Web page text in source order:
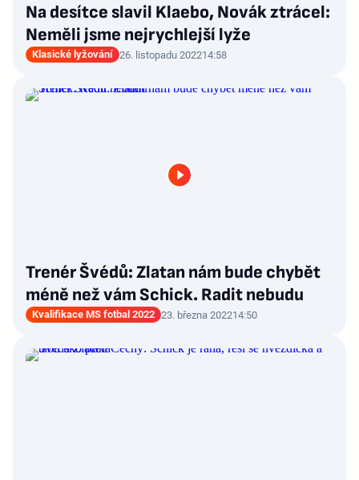
Na desítce slavil Klaebo, Novák ztrácel:
Neměli jsme nejrychlejší lyže
Klasické lyžování 26. listopadu 202214:58
Trenér Švédů: Zlatan nám bude chybět
méně než vám Schick. Radit nebudu
Kvalifikace MS fotbal 2022 23. března 202214:50